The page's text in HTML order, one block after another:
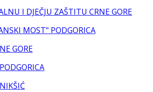
I DJEČJU ZAŠTITU CRNE GORE
MOST" PODGORICA
GORE